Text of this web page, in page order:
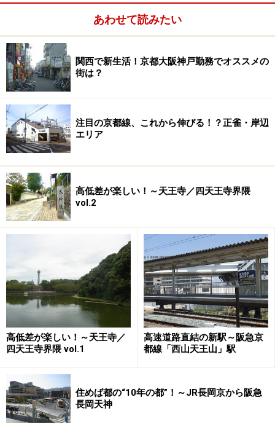
たが、もし勝ってたらこの辺の歴史はどう変わっていた
か？ちょっと気になります。
そんなわけで古くから開けていたこの界隈。「近鉄八
尾」駅西側を中心にたくさんのお寺や神社があります。
そのなかの一つが、「近鉄八尾」駅から西へ徒歩約5
分、商店街から直接参道に入れる常光寺。ここは河内音
頭発祥の地とされていて、1996年には当時の環境庁
（現・環境省）により日本の音風景100選に選ばれてい
ます。「虫の声」や「滝の音」等が多い中、少し異色の
だそうです。
あわせて読みたい
関西で新生活！京都大阪神戸勤務でオススメの
街は？
注目の京都線、これから伸びる！？正雀・岸辺
エリア
高低差が楽しい！～天王寺／四天王寺界隈
vol.2
高低差が楽しい！～天王寺／
四天王寺界隈 vol.1
高速道路直結の新駅～阪急京
都線「西山天王山」駅
住めば都の“10年の都”！～JR長岡京から阪急
長岡天神